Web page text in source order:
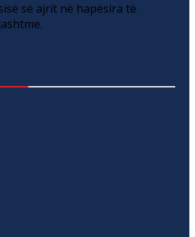
së ajrit në hapësira të